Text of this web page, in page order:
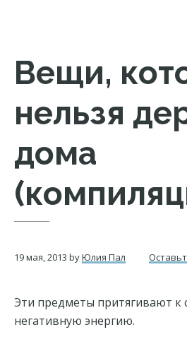
Вещи,
нельзя
дома
19 мая, 2013 byЮлия Пал
Эти предметы притягивают к
негативную энергию.